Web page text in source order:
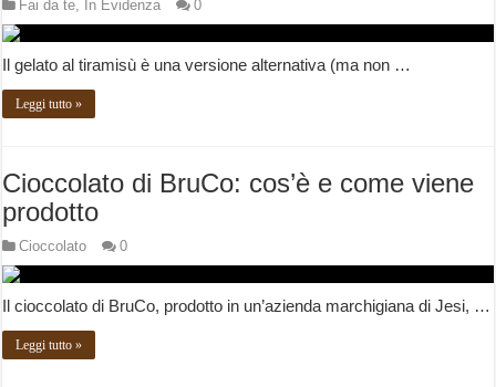
Fai da te, In Evidenza 0
Il gelato al tiramisù è una versione alternativa (ma non …
Leggi tutto »
Cioccolato di BruCo: cos’è e come viene
prodotto
Cioccolato 0
Il cioccolato di BruCo, prodotto in un’azienda marchigiana di Jesi, …
Leggi tutto »